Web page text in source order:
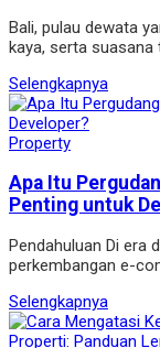
Bali, pulau dewata
kaya, serta suasana
Selengkapnya
Property
Apa Itu
Penting untuk
Pendahuluan Di era
perkembangan e-
Selengkapnya